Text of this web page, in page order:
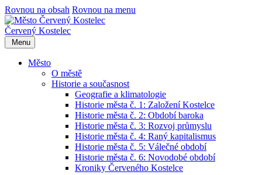
Rovnou na obsah Rovnou na menu
Červený Kostelec
Menu
Město
O městě
Historie a současnost
Geografie a klimatologie
Historie města č. 1: Založení Kostelce
Historie města č. 2: Období baroka
Historie města č. 3: Rozvoj průmyslu
Historie města č. 4: Raný kapitalismus
Historie města č. 5: Válečné období
Historie města č. 6: Novodobé období
Kroniky Červeného Kostelce